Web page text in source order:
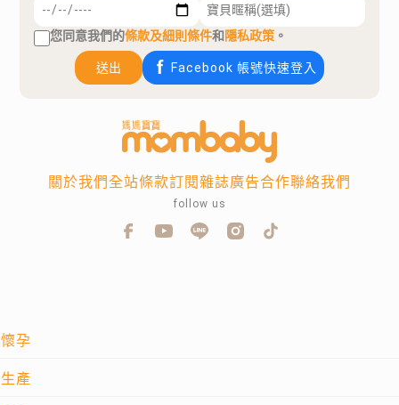
您同意我們的條款及細則條件和隱私政策 。
送出 Facebook 帳號快速登入
懷孕
生產
關於我們全站條款訂閱雜誌廣告合作聯絡我們
follow us